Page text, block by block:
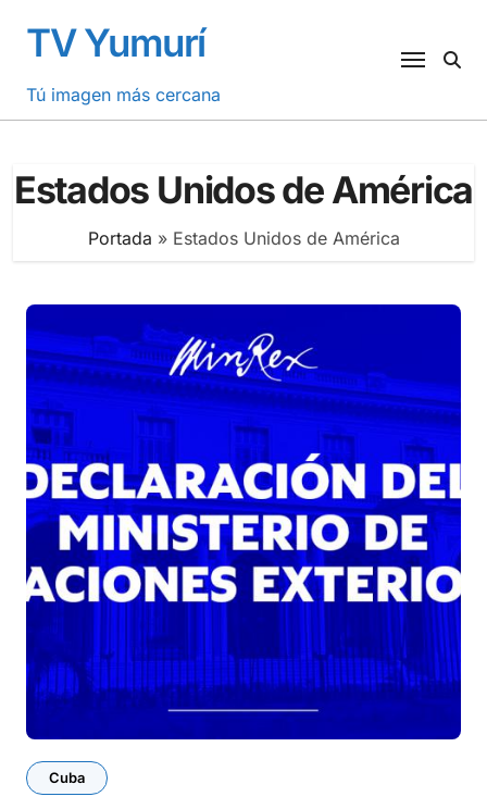
contenido
TV Yumurí
Tú imagen más cercana
Estados Unidos de América
Portada » Estados Unidos de América
Cuba